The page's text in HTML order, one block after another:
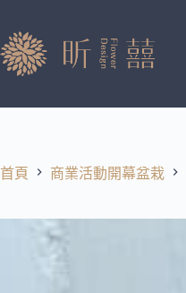
至
主
要
首頁 商業活動開幕盆栽